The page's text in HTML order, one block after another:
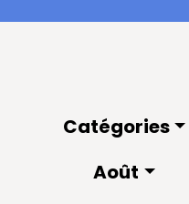
Catégories
Août